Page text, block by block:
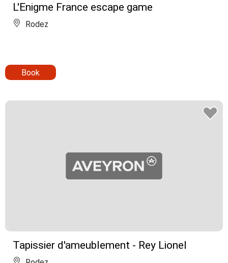
L'Enigme France escape game
Rodez
Book
Tapissier d'ameublement - Rey Lionel